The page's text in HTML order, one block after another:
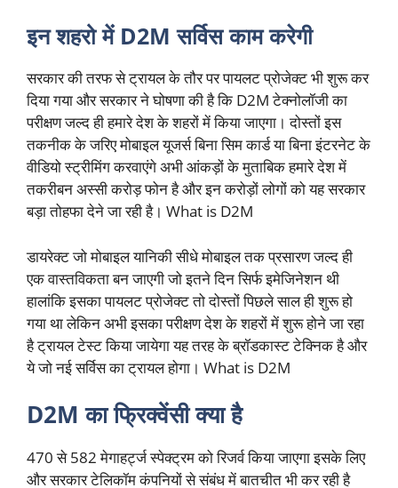
इन शहरो में D2M सर्विस काम करेगी
सरकार की तरफ से ट्रायल के तौर पर पायलट प्रोजेक्ट भी शुरू कर
दिया गया और सरकार ने घोषणा की है कि D2M टेक्नोलॉजी का
परीक्षण जल्द ही हमारे देश के शहरों में किया जाएगा। दोस्तों इस
तकनीक के जरिए मोबाइल यूजर्स बिना सिम कार्ड या बिना इंटरनेट के
वीडियो स्ट्रीमिंग करवाएंगे अभी आंकड़ों के मुताबिक हमारे देश में
तकरीबन अस्सी करोड़ फोन है और इन करोड़ों लोगों को यह सरकार
बड़ा तोहफा देने जा रही है। What is D2M
डायरेक्ट जो मोबाइल यानिकी सीधे मोबाइल तक प्रसारण जल्द ही
एक वास्तविकता बन जाएगी जो इतने दिन सिर्फ इमेजिनेशन थी
हालांकि इसका पायलट प्रोजेक्ट तो दोस्तों पिछले साल ही शुरू हो
गया था लेकिन अभी इसका परीक्षण देश के शहरों में शुरू होने जा रहा
है ट्रायल टेस्ट किया जायेगा यह तरह के ब्रॉडकास्ट टेक्निक है और
ये जो नई सर्विस का ट्रायल होगा। What is D2M
D2M का फ्रिक्वेंसी क्या है
470 से 582 मेगाहर्ट्ज स्पेक्ट्रम को रिजर्व किया जाएगा इसके लिए
और सरकार टेलिकॉम कंपनियों से संबंध में बातचीत भी कर रही है